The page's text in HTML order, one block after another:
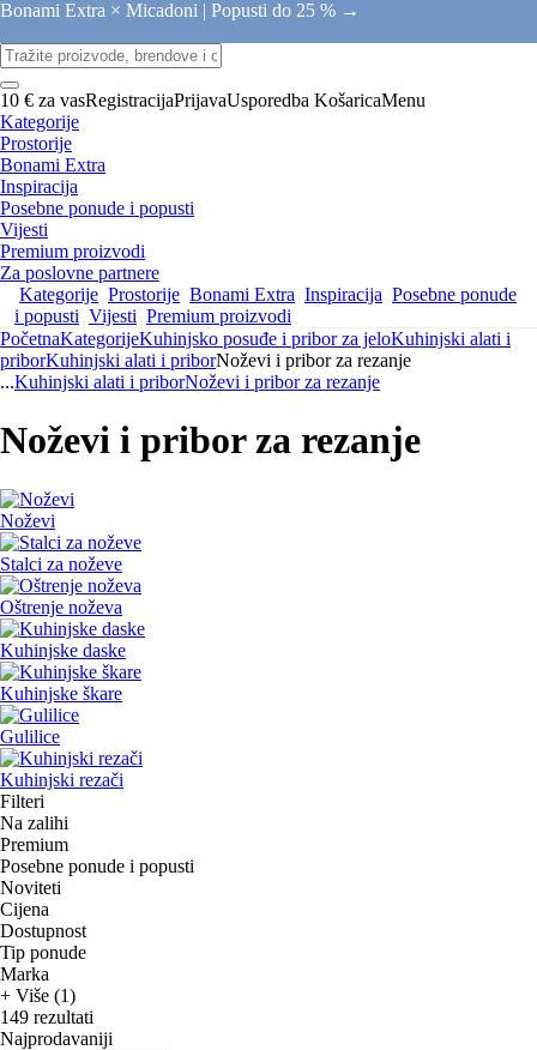
Bonami Extra × Micadoni | Popusti do 25 % →
10 € za vasRegistracijaPrijavaUsporedba KošaricaMenu
Kategorije
Prostorije
Bonami Extra
Inspiracija
Posebne ponude i popusti
Vijesti
Premium proizvodi
Za poslovne partnere
Kategorije Prostorije Bonami Extra Inspiracija Posebne ponude
i popusti Vijesti Premium proizvodi
PočetnaKategorijeKuhinjsko posuđe i pribor za jeloKuhinjski alati i
priborKuhinjski alati i priborNoževi i pribor za rezanje
...Kuhinjski alati i priborNoževi i pribor za rezanje
Noževi i pribor za rezanje
Noževi
Stalci za noževe
Oštrenje noževa
Kuhinjske daske
Kuhinjske škare
Gulilice
Kuhinjski rezači
Filteri
Na zalihi
Premium
Posebne ponude i popusti
Noviteti
Cijena
Dostupnost
Tip ponude
Marka
+ Više (1)
149 rezultati
Najprodavaniji